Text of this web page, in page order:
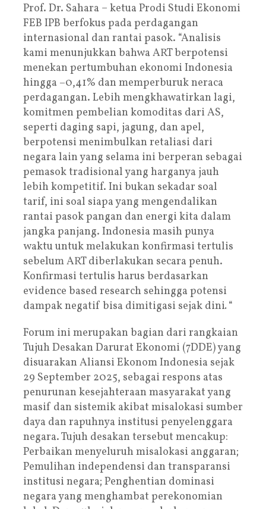
Prof. Dr. Sahara – ketua Prodi Studi Ekonomi
FEB IPB berfokus pada perdagangan
internasional dan rantai pasok. “Analisis
kami menunjukkan bahwa ART berpotensi
menekan pertumbuhan ekonomi Indonesia
hingga −0,41% dan memperburuk neraca
perdagangan. Lebih mengkhawatirkan lagi,
komitmen pembelian komoditas dari AS,
seperti daging sapi, jagung, dan apel,
berpotensi menimbulkan retaliasi dari
negara lain yang selama ini berperan sebagai
pemasok tradisional yang harganya jauh
lebih kompetitif. Ini bukan sekadar soal
tarif, ini soal siapa yang mengendalikan
rantai pasok pangan dan energi kita dalam
jangka panjang. Indonesia masih punya
waktu untuk melakukan konfirmasi tertulis
sebelum ART diberlakukan secara penuh.
Konfirmasi tertulis harus berdasarkan
evidence based research sehingga potensi
dampak negatif bisa dimitigasi sejak dini.“
Forum ini merupakan bagian dari rangkaian
Tujuh Desakan Darurat Ekonomi (7DDE) yang
disuarakan Aliansi Ekonom Indonesia sejak
29 September 2025, sebagai respons atas
penurunan kesejahteraan masyarakat yang
masif dan sistemik akibat misalokasi sumber
daya dan rapuhnya institusi penyelenggara
negara. Tujuh desakan tersebut mencakup:
Perbaikan menyeluruh misalokasi anggaran;
Pemulihan independensi dan transparansi
institusi negara; Penghentian dominasi
negara yang menghambat perekonomian